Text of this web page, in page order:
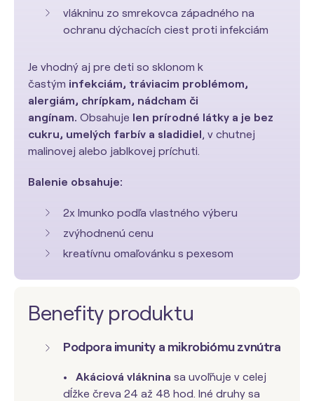
vlákninu zo smrekovca západného na
ochranu dýchacích ciest proti infekciám
Je vhodný aj pre deti so sklonom k
častým infekciám, tráviacim problémom,
alergiám, chrípkam, nádcham či
angínam. Obsahuje len prírodné látky a je bez
cukru, umelých farbív a sladidiel , v chutnej
malinovej alebo jablkovej príchuti.
Balenie obsahuje:
2x Imunko podľa vlastného výberu
zvýhodnenú cenu
kreatívnu omaľovánku s pexesom
Benefity produktu
Podpora imunity a mikrobiómu zvnútra
• Akáciová vláknina sa uvoľňuje v celej
dĺžke čreva 24 až 48 hod. Iné druhy sa